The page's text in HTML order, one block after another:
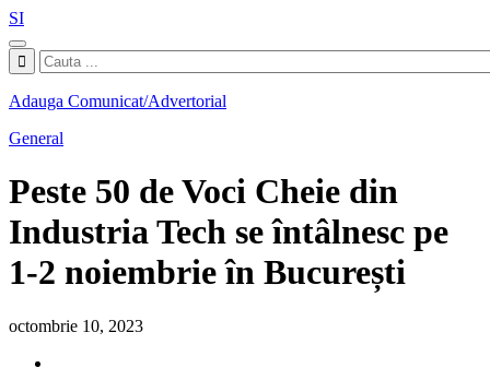
SI
Adauga Comunicat/Advertorial
General
Peste 50 de Voci Cheie din
Industria Tech se întâlnesc pe
1-2 noiembrie în București
octombrie 10, 2023